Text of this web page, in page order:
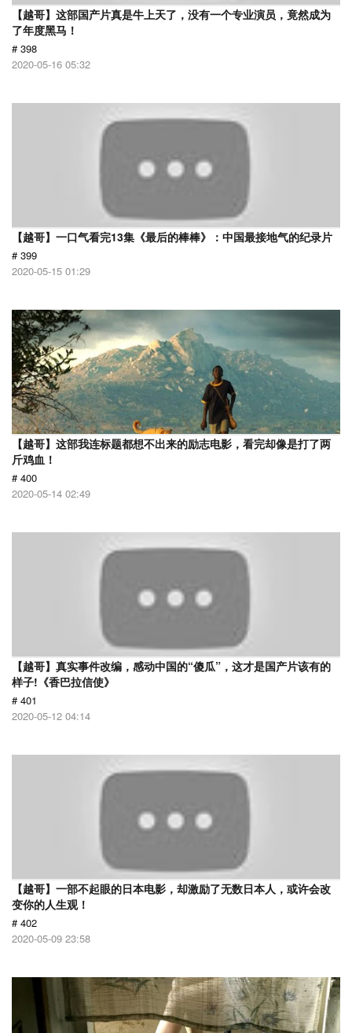
【越哥】这部国产片真是牛上天了，没有一个专业演员，竟然成为
了年度黑马！
# 398
2020-05-16 05:32
【越哥】一口气看完13集《最后的棒棒》：中国最接地气的纪录片
# 399
2020-05-15 01:29
【越哥】这部我连标题都想不出来的励志电影，看完却像是打了两
斤鸡血！
# 400
2020-05-14 02:49
【越哥】真实事件改编，感动中国的“傻瓜”，这才是国产片该有的
样子!《香巴拉信使》
# 401
2020-05-12 04:14
【越哥】一部不起眼的日本电影，却激励了无数日本人，或许会改
变你的人生观！
# 402
2020-05-09 23:58